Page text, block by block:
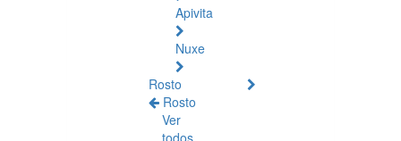
Apivita
Nuxe
Rosto
Rosto
Ver
todos